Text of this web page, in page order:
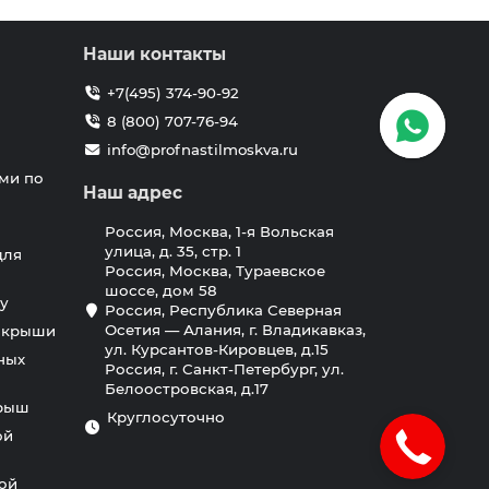
по
крыши
Наши контакты
+7(495) 374-90-92
8 (800) 707-76-94
info@profnastilmoskva.ru
Наш адрес
Россия, Москва, 1-я Вольская
улица, д. 35, стр. 1
Россия, Москва, Тураевское
шоссе, дом 58
Россия, Республика Северная
Осетия — Алания, г. Владикавказ,
ул. Курсантов-Кировцев, д.15
Россия, г. Санкт-Петербург, ул.
Белоостровская, д.17
Круглосуточно